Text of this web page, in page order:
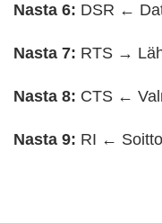
Nasta 6: DSR ←
Nasta 7: RTS →
Nasta 8: CTS ←
Nasta 9: RI ←